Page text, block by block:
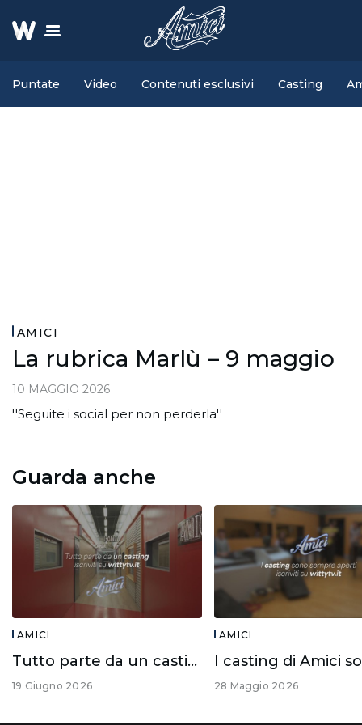
Puntate Video Contenuti esclusivi Casting
AMICI
La rubrica Marlù – 9 maggio
10 MAGGIO 2026
''Seguite i social per non perderla''
Guarda anche
AMICI
Tutto parte da un casting!
19 Giugno 2026
AMICI
28 Maggio 2026